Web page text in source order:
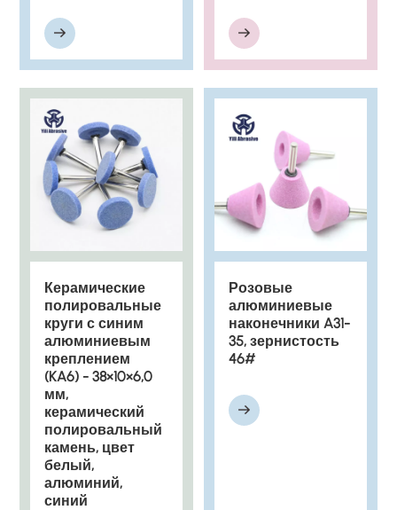
Керамические
полировальные
круги с синим
алюминиевым
креплением
(KA6) - 38×10×6,0
мм,
керамический
полировальный
камень, цвет
белый,
алюминий,
синий
Розовые
алюминиевые
наконечники A31-
35, зернистость
46#